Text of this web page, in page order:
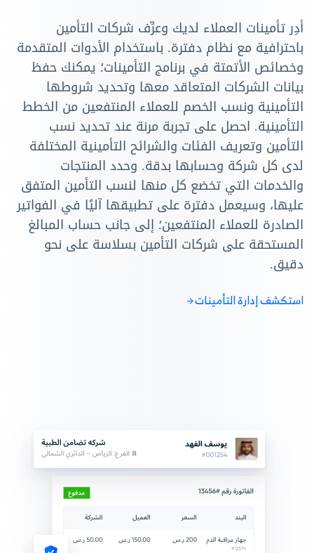
أدِر تأمينات العملاء لديك وعرِّف شركات التأمين
باحترافية مع نظام دفترة. باستخدام الأدوات المتقدمة
وخصائص الأتمتة في برنامج التأمينات؛ يمكنك حفظ
بيانات الشركات المتعاقد معها وتحديد شروطها
التأمينية ونسب الخصم للعملاء المنتفعين من الخطط
التأمينية. احصل على تجربة مرنة عند تحديد نسب
التأمين وتعريف الفئات والشرائح التأمينية المختلفة
لدى كل شركة وحسابها بدقة. وحدد المنتجات
والخدمات التي تخضع كل منها لنسب التأمين المتفق
عليها، وسيعمل دفترة على تطبيقها آليًا في الفواتير
الصادرة للعملاء المنتفعين؛ إلى جانب حساب المبالغ
المستحقة على شركات التأمين بسلاسة على نحو
دقيق.
استكشف إدارة التأمينات